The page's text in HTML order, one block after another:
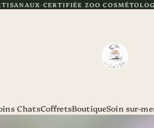
ZOO COSMÉTOLOGIE FABRICATION
ChatsCoffretsBoutiqueSoin sur-